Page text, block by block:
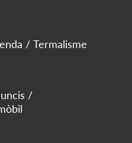
Termalisme